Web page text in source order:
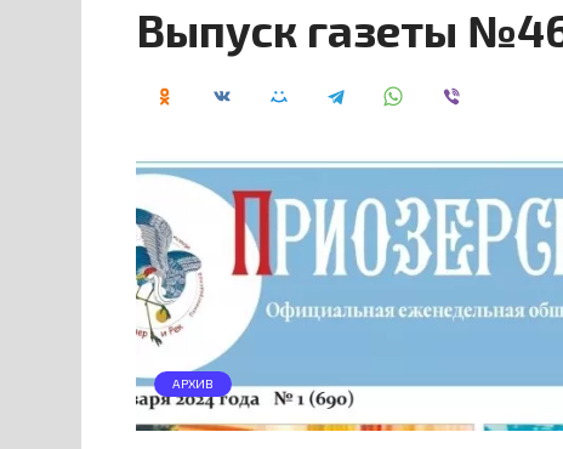
Выпуск газеты
АРХИВ